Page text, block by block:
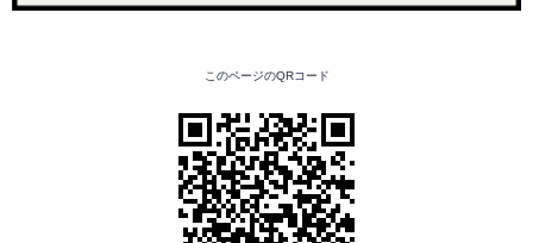
このページのQRコード